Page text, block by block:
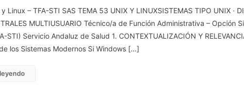
2025
TFA
INF.
Linux – TFA-STI SAS TEMA 53 UNIX Y LINUXSISTEMAS TIPO UNIX ·
MULTIUSUARIO Técnico/a de Función Administrativa – Opción
STI) Servicio Andaluz de Salud 1. CONTEXTUALIZACIÓN Y
los Sistemas Modernos Si Windows […]